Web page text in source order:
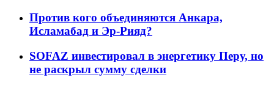
Против кого объединяются Анкара,
Исламабад и Эр-Рияд?
SOFAZ инвестировал в энергетику Перу, но
не раскрыл сумму сделки